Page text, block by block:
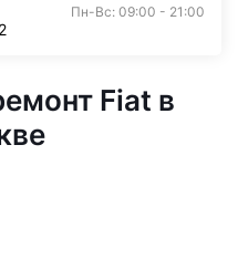
Пн-Вс: 09:00 - 21:00
Fiat в